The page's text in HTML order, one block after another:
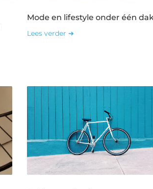
Mode en lifestyle onder één
Lees verder ➜